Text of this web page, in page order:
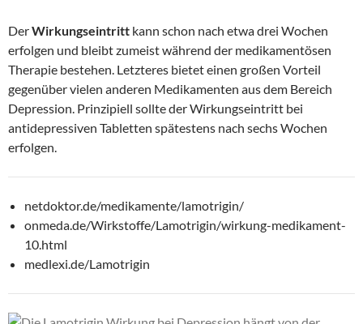
DerWirkungseintritt kann schon nach etwa drei Wochen
erfolgen und bleibt zumeist während der medikamentösen
Therapie bestehen. Letzteres bietet einen großen Vorteil
gegenüber vielen anderen Medikamenten aus dem Bereich
Depression. Prinzipiell sollte der Wirkungseintritt bei
antidepressiven Tabletten spätestens nach sechs Wochen
erfolgen.
netdoktor.de/medikamente/lamotrigin/
onmeda.de/Wirkstoffe/Lamotrigin/wirkung-medikament-
10.html
medlexi.de/Lamotrigin